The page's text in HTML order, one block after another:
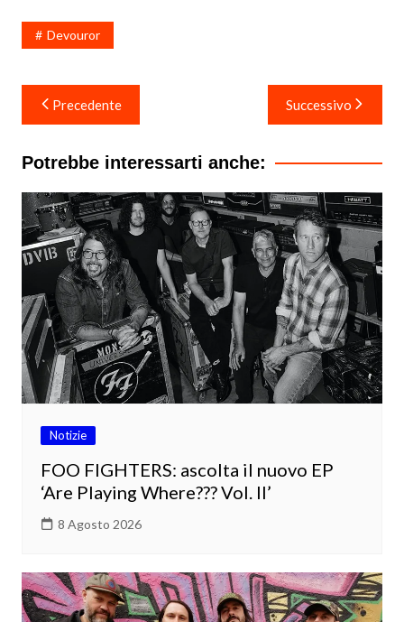
Devouror
Navigazione
articoli
Precedente Successivo
Potrebbe interessarti anche:
Notizie
FOO FIGHTERS: ascolta il nuovo EP
‘Are Playing Where??? Vol. II’
8 Agosto 2026